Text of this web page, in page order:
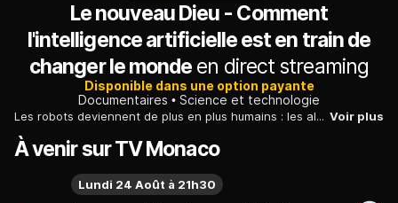
Le nouveau Dieu - Comment
l'intelligence artificielle est en train de
changer le monde en direct streaming
Disponible dans une option payante
Documentaires
Science et technologie
Les robots deviennent de plus en plus humains : les algorithmes leur permettent d'apprendre. Parallèlement, de plus en plus de décisions sont confiées à l'intelligence artificielle. Mais qu'est-ce qui distingue les processus de pensée des humains et des machines ? Découvrez les opportunités et les dangers de l'intelligence artificielle. Voir plus
À venir sur TV Monaco
Lundi 24 Août à 21h30